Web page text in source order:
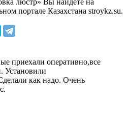
портале Казахстана stroykz.su.
приехали оперативно,все
Установили
как надо. Очень